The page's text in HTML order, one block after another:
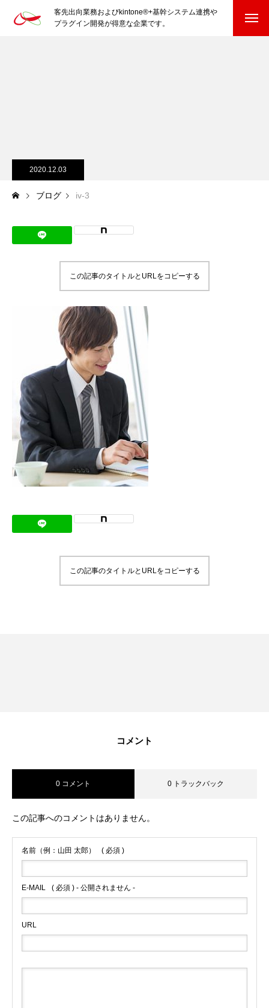
客先出向業務およびkintone®+基幹システム連携や
プラグイン開発が得意な企業です。
PluginAdaptiX Service Guide
HP/EC/Design/Logo
制作実績
COMPANY 会社を知る
会社案内
BUSINESS
わたしたちの仕事
インタビュー
お知らせ
お問合せ
2020.12.03
ブログ iv-3
この記事のタイトルとURLをコピーする
この記事のタイトルとURLをコピーする
コメント
0 コメント 0 トラックバック
この記事へのコメントはありません。
名前（例：山田 太郎） ( 必須 )
E-MAIL ( 必須 ) - 公開されません -
URL